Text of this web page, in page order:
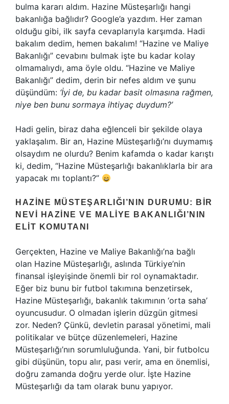
bulma kararı aldım. Hazine Müsteşarlığı hangi
bakanlığa bağlıdır? Google’a yazdım. Her zaman
olduğu gibi, ilk sayfa cevaplarıyla karşımda. Hadi
bakalım dedim, hemen bakalım! “Hazine ve Maliye
Bakanlığı” cevabını bulmak işte bu kadar kolay
olmamalıydı, ama öyle oldu. “Hazine ve Maliye
Bakanlığı” dedim, derin bir nefes aldım ve şunu
düşündüm: ‘İyi de, bu kadar basit olmasına rağmen,
niye ben bunu sormaya ihtiyaç duydum?’
Hadi gelin, biraz daha eğlenceli bir şekilde olaya
yaklaşalım. Bir an, Hazine Müsteşarlığı’nı duymamış
olsaydım ne olurdu? Benim kafamda o kadar karıştı
ki, dedim, “Hazine Müsteşarlığı bakanlıklarla bir ara
yapacak mı toplantı?”
HAZINE MÜSTEŞARLIĞI’NIN DURUMU: BIR
NEVI HAZINE VE MALIYE BAKANLIĞI’NIN
ELIT KOMUTANI
Gerçekten, Hazine ve Maliye Bakanlığı’na bağlı
olan Hazine Müsteşarlığı, aslında Türkiye’nin
finansal işleyişinde önemli bir rol oynamaktadır.
Eğer biz bunu bir futbol takımına benzetirsek,
Hazine Müsteşarlığı, bakanlık takımının ‘orta saha’
oyuncusudur. O olmadan işlerin düzgün gitmesi
zor. Neden? Çünkü, devletin parasal yönetimi, mali
politikalar ve bütçe düzenlemeleri, Hazine
Müsteşarlığı’nın sorumluluğunda. Yani, bir futbolcu
gibi düşünün, topu alır, pası verir, ama en önemlisi,
doğru zamanda doğru yerde olur. İşte Hazine
Müsteşarlığı da tam olarak bunu yapıyor.